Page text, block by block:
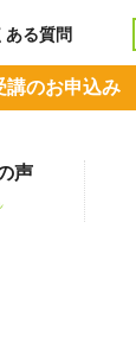
声
講のお申込み
ある質問